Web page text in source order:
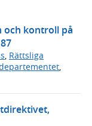
och kontroll på
, Rättsliga
,